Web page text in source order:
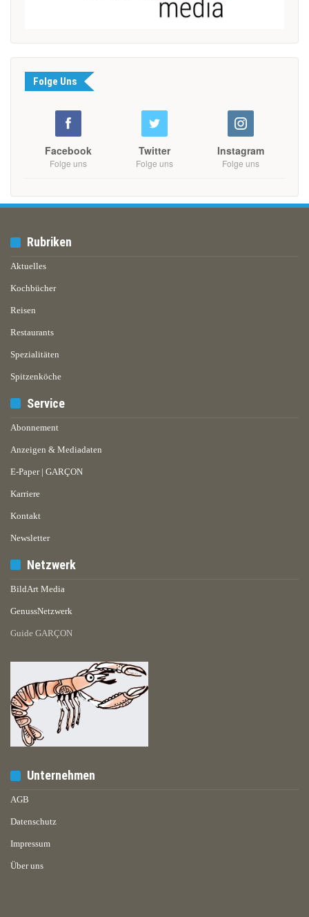
Folge Uns
Facebook
Folge uns
Twitter
Folge uns
Instagram
Folge uns
Rubriken
Aktuelles
Kochbücher
Reisen
Restaurants
Spezialitäten
Spitzenköche
Service
Abonnement
Anzeigen & Mediadaten
E-Paper | GARÇON
Karriere
Kontakt
Newsletter
Netzwerk
BildArt Media
GenussNetzwerk
Guide GARÇON
Unternehmen
AGB
Datenschutz
Impressum
Über uns